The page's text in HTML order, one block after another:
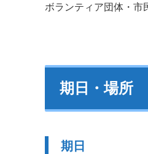
ボランティア団体・市
期日・場所
期日